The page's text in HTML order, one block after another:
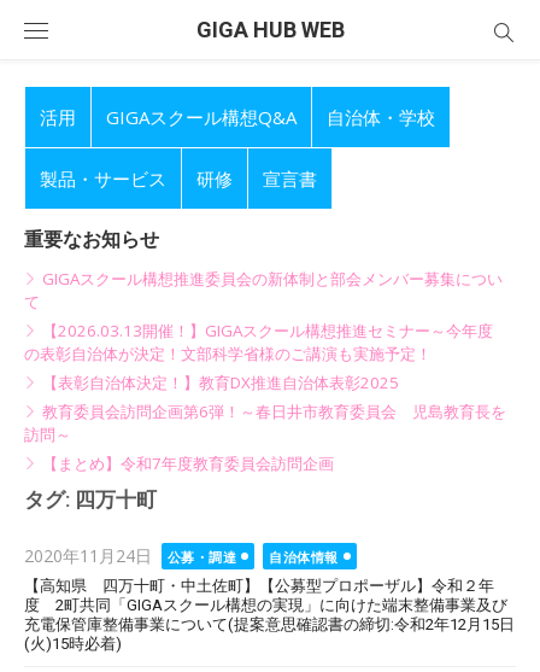
GIGA HUB WEB
活用 GIGAスクール構想Q&A 自治体・学校
製品・サービス 研修 宣言書
重要なお知らせ
GIGAスクール構想推進委員会の新体制と部会メンバー募集につい
て
【2026.03.13開催！】GIGAスクール構想推進セミナー～今年度
の表彰自治体が決定！文部科学省様のご講演も実施予定！
【表彰自治体決定！】教育DX推進自治体表彰2025
教育委員会訪問企画第6弾！～春日井市教育委員会 児島教育長を
訪問～
【まとめ】令和7年度教育委員会訪問企画
タグ: 四万十町
Posted
on
2020年11月24日 公募・調達
自治体情報
【高知県 四万十町・中土佐町】【公募型プロポーザル】令和２年
度 2町共同「GIGAスクール構想の実現」に向けた端末整備事業及び
充電保管庫整備事業について(提案意思確認書の締切:令和2年12月15日
(火)15時必着)